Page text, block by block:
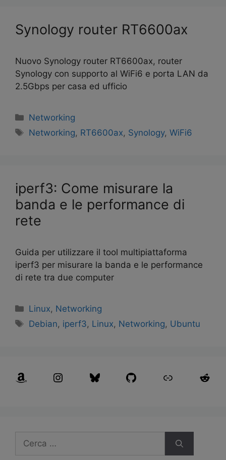
Synology router RT6600ax
Nuovo Synology router RT6600ax, router
Synology con supporto al WiFi6 e porta LAN da
2.5Gbps per casa ed ufficio
Networking
Networking, RT6600ax, Synology,WiFi6
iperf3: Come misurare la
banda e le performance di
rete
Guida per utilizzare il tool multipiattaforma
iperf3 per misurare la banda e le performance
di rete tra due computer
Linux, Networking
Debian, iperf3, Linux, Networking, Ubuntu